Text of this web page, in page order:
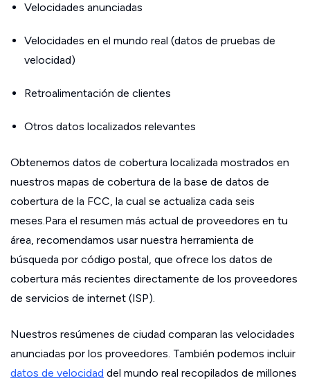
Velocidades anunciadas
Velocidades en el mundo real (datos de pruebas de
velocidad)
Retroalimentación de clientes
Otros datos localizados relevantes
Obtenemos datos de cobertura localizada mostrados en
nuestros mapas de cobertura de la base de datos de
cobertura de la FCC, la cual se actualiza cada seis
meses.Para el resumen más actual de proveedores en tu
área, recomendamos usar nuestra herramienta de
búsqueda por código postal, que ofrece los datos de
cobertura más recientes directamente de los proveedores
de servicios de internet (ISP).
Nuestros resúmenes de ciudad comparan las velocidades
anunciadas por los proveedores. También podemos incluir
datos de velocidad del mundo real recopilados de millones